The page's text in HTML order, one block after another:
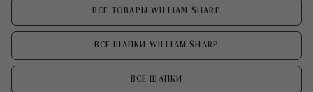
ВСЕ ТОВАРЫ WILLIAM SHARP
ВСЕ ШАПКИ WILLIAM SHARP
ВСЕ ШАПКИ